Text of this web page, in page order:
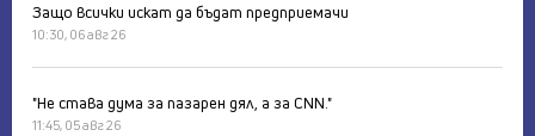
Защо всички искат да бъдат предприемачи
10:30, 06 авг 26
"Не става дума за пазарен дял, а за CNN."
11:45, 05 авг 26